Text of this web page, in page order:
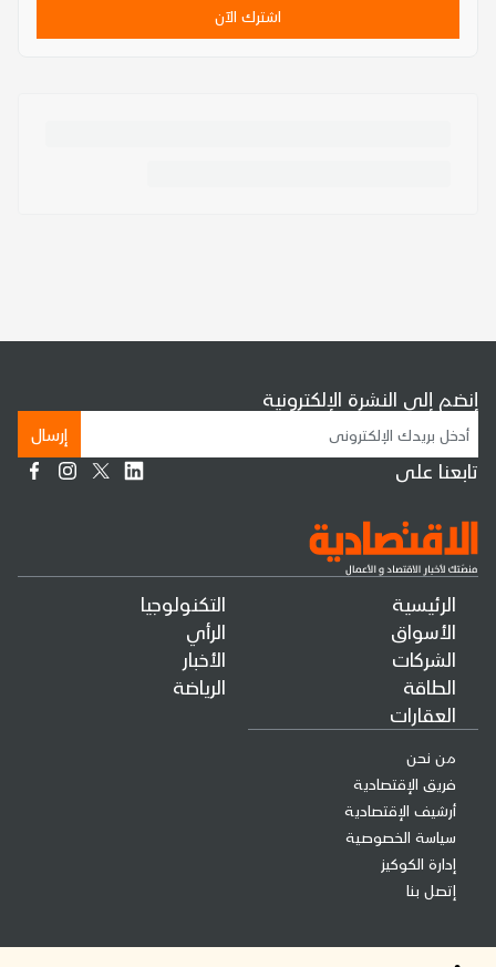
اشترك الآن
الرئيسية
الأسواق
الشركات
الطاقة
العقارات
التكنولوجيا
الرأي
الأخبار
الرياضة
من نحن
فريق الإقتصادية
أرشيف الإقتصادية
سياسة الخصوصية
إدارة الكوكيز
إتصل بنا
إنضم إلى النشرة الإلكترونية
إرسال
تابعنا على